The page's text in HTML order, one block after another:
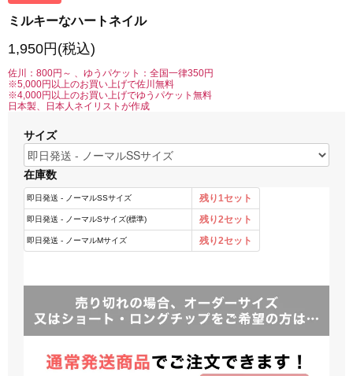
ミルキーなハートネイル
1,950円(税込)
佐川：800円～ 、ゆうパケット：全国一律350円
※5,000円以上のお買い上げで佐川無料
※4,000円以上のお買い上げでゆうパケット無料
日本製、日本人ネイリストが作成
サイズ
在庫数